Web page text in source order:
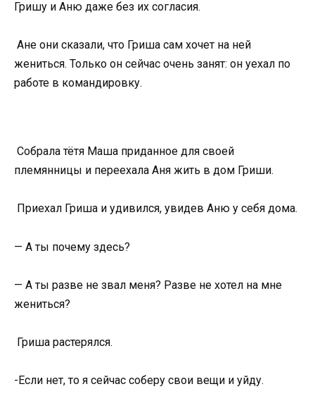
Гришу и Аню даже без их согласия.
Ане они сказали, что Гриша сам хочет на ней
жениться. Только он сейчас очень занят: он уехал по
работе в командировку.
Собрала тётя Маша приданное для своей
племянницы и переехала Аня жить в дом Гриши.
Приехал Гриша и удивился, увидев Аню у себя дома.
— А ты почему здесь?
— А ты разве не звал меня? Разве не хотел на мне
жениться?
Гриша растерялся.
-Если нет, то я сейчас соберу свои вещи и уйду.